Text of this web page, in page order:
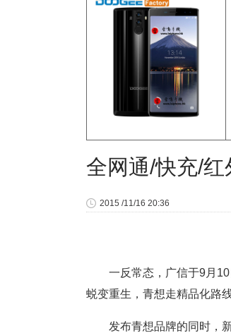
全网通/快充/
2015 /11/16 20:36
一反常态，广信于9月
蜕变重生，青想走精品化路
发布青想品牌的同时，